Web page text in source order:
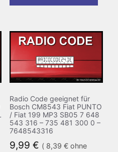
Radio Code geeignet für
Bosch CM8543 Fiat PUNTO
/ Fiat 199 MP3 SB05 7 648
543 316 – 735 481 300 0 –
7648543316
9,99 € ( 8,39 €ohne